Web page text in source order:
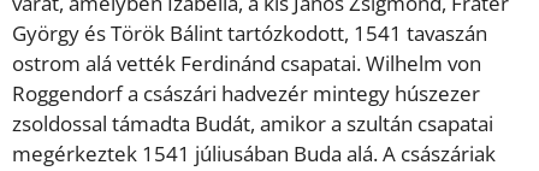
György és Török Bálint tartózkodott, 1541 tavaszán
ostrom alá vették Ferdinánd csapatai. Wilhelm von
Roggendorf a császári hadvezér mintegy húszezer
zsoldossal támadta Budát, amikor a szultán csapatai
megérkeztek 1541 júliusában Buda alá. A császáriak